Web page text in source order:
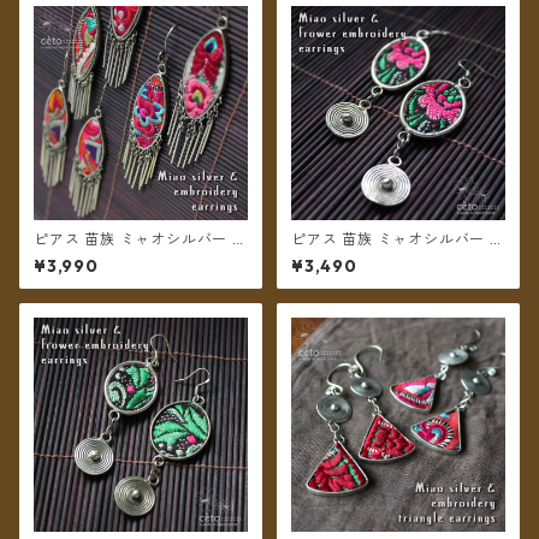
ピアス 苗族 ミャオシルバー 刺
繍古布 舟形 【メール便送料無
料】
¥3,990
ピアス 苗族 ミャオシルバー 刺
繍布 楕円型 ピンク系 【メール
便送料無料】
¥3,490